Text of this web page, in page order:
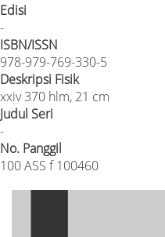
Edisi
-
ISBN/ISSN
978-979-769-330-5
Deskripsi Fisik
xxiv 370 hlm, 21 cm
Judul Seri
-
No. Panggil
100 ASS f 100460